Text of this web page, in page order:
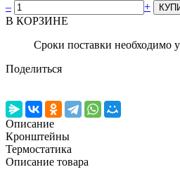
–
+
В КОРЗИНЕ
Сроки поставки необходимо
Поделиться
Описание
Кронштейны
Термостатика
Описание товара